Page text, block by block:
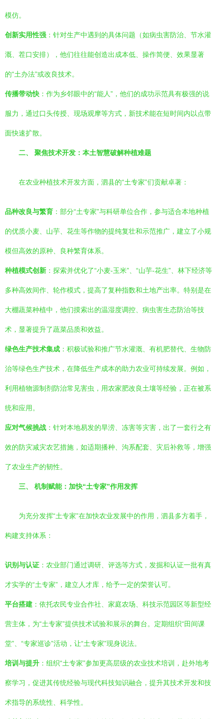
模仿。
创新实用性强 ：针对生产中遇到的具体问题（如病虫害防治、节水灌
溉、茬口安排），他们往往能创造出成本低、操作简便、效果显著
的“土办法”或改良技术。
传播带动快 ：作为乡邻眼中的“能人”，他们的成功示范具有极强的说
服力，通过口头传授、现场观摩等方式，新技术能在短时间内以点带
面快速扩散。
二、 聚焦技术开发：本土智慧破解种植难题
在农业种植技术开发方面，泗县的“土专家”们贡献卓著：
品种改良与繁育 ：部分“土专家”与科研单位合作，参与适合本地种植
的优质小麦、山芋、花生等作物的提纯复壮和示范推广，建立了小规
模但高效的原种、良种繁育体系。
种植模式创新 ：探索并优化了“小麦-玉米”、“山芋-花生”、林下经济等
多种高效间作、轮作模式，提高了复种指数和土地产出率。特别是在
大棚蔬菜种植中，他们摸索出的温湿度调控、病虫害生态防治等技
术，显著提升了蔬菜品质和效益。
绿色生产技术集成 ：积极试验和推广节水灌溉、有机肥替代、生物防
治等绿色生产技术，在降低生产成本的助力农业可持续发展。例如，
利用植物源制剂防治常见害虫，用农家肥改良土壤等经验，正在被系
统和应用。
应对气候挑战 ：针对本地易发的旱涝、冻害等灾害，出了一套行之有
效的防灾减灾农艺措施，如适期播种、沟系配套、灾后补救等，增强
了农业生产的韧性。
三、 机制赋能：加快“土专家”作用发挥
为充分发挥“土专家”在加快农业发展中的作用，泗县多方着手，
构建支持体系：
识别与认证 ：农业部门通过调研、评选等方式，发掘和认证一批有真
才实学的“土专家”，建立人才库，给予一定的荣誉认可。
平台搭建 ：依托农民专业合作社、家庭农场、科技示范园区等新型经
营主体，为“土专家”提供技术试验和展示的舞台。定期组织“田间课
堂”、“专家巡诊”活动，让“土专家”现身说法。
培训与提升 ：组织“土专家”参加更高层级的农业技术培训，赴外地考
察学习，促进其传统经验与现代科技知识融合，提升其技术开发和技
术指导的系统性、科学性。